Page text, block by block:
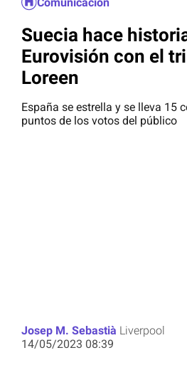
Suecia hace
Eurovisión con el
Loreen
España se estrella y se lleva 15
puntos de los votos del público
Josep M. Sebastià Liverpool
14/05/2023 08:39